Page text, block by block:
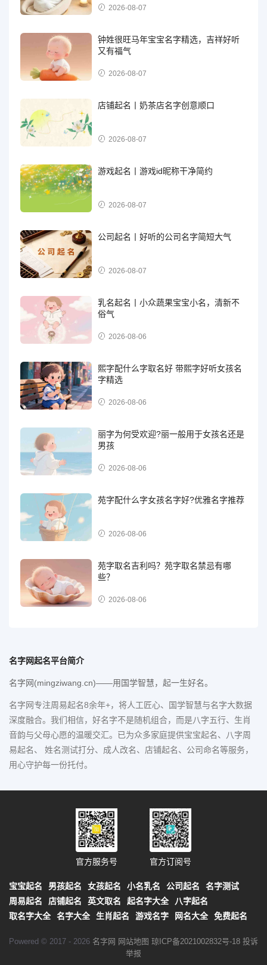
2026-08-07
钟姓很旺马年宝宝名字精选，吉祥好听
又有福气
2026-08-07
店铺起名丨奶茶店名字创意顺口
2026-08-07
游戏起名丨游戏id昵称干净简约
2026-08-07
公司起名丨好听的公司名字简短大气
2026-08-07
乳名起名丨小众蔬果宝宝小名，清新不
俗气
2026-08-06
熙字配什么字取名好 带熙字好听女孩名
字精选
2026-08-06
丽字为何受欢迎?丽一般用于女孩名还是
男孩
2026-08-06
苑字配什么字女孩名字好?优雅名字推荐
2026-08-06
苑字取名吉利吗？苑字取名禁忌有哪
些？
2026-08-06
名字网起名平台简介
名字网(mingziwang.cn)——用国学智慧，起一生好名。
名字网专注周易起名8余年+，将人工匠心、国学智慧与名字大数据
深度融合。我们相信，好名字不是随机组合，而是八字五行、生肖
音韵与父母心愿的温暖交汇。已为众多家庭提供宝宝起名、八字周
易起名、 姓名测试打分、成人改名、店铺起名、公司命名等服务，
用心守护每一份托付。
官方服务号 官方订阅号
宝宝起名 男孩起名 女孩起名 小名乳名 公司起名
名字测试
周易起名
店铺起名 英文取名 起名字大全
八字起名
取名字大全
名字大全 生肖起名 游戏名字 网名大全 免费起名
Powered © 2017 - 2026 名字网 网站地图 琼ICP备2021002832号-18 投诉
举报